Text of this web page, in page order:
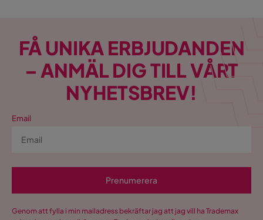
FÅ UNIKA ERBJUDANDEN
– ANMÄL DIG TILL VÅRT
NYHETSBREV!
Email
Prenumerera
Genom att fylla i min mailadress bekräftar jag att jag vill ha Trademax